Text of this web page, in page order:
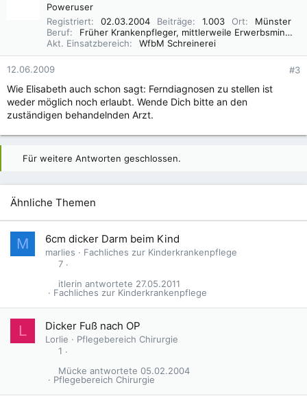
Poweruser
Registriert
02.03.2004 Beiträge 1.003 Ort
Münster
Beruf
Früher Krankenpfleger, mittlerweile Erwerbsminderungsrentner
Akt. Einsatzbereich
WfbM Schreinerei
12.06.2009 #3
Wie Elisabeth auch schon sagt: Ferndiagnosen zu stellen ist
weder möglich noch erlaubt. Wende Dich bitte an den
zuständigen behandelnden Arzt.
Für weitere Antworten geschlossen.
Ähnliche Themen
M 6cm dicker Darm beim Kind
marlies
Fachliches zur Kinderkrankenpflege
7
Fachliches zur Kinderkrankenpflege
27.05.2011
itlerin
L Dicker Fuß nach OP
Lorlie
Pflegebereich Chirurgie
1
Pflegebereich Chirurgie
05.02.2004
Mücke